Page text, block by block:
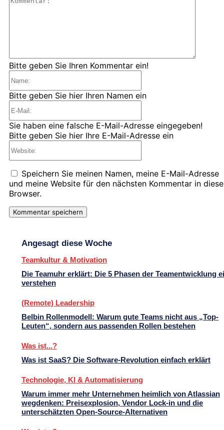
Bitte geben Sie Ihren Kommentar ein!
Bitte geben Sie hier Ihren Namen ein
Sie haben eine falsche E-Mail-Adresse eingegeben!
Bitte geben Sie hier Ihre E-Mail-Adresse ein
Speichern Sie meinen Namen, meine E-Mail-Adresse
und meine Website für den nächsten Kommentar in
Browser.
Angesagt diese Woche
Teamkultur & Motivation
Die Teamuhr erklärt: Die 5 Phasen der Teamentwicklung
verstehen
(Remote) Leadership
Belbin Rollenmodell: Warum gute Teams nicht aus „Top-
Leuten“, sondern aus passenden Rollen bestehen
Was ist...?
Was ist SaaS? Die Software-Revolution einfach erklärt
Technologie, KI & Automatisierung
Warum immer mehr Unternehmen heimlich von Atlassian
wegdenken: Preisexplosion, Vendor Lock-in und die
unterschätzten Open-Source-Alternativen